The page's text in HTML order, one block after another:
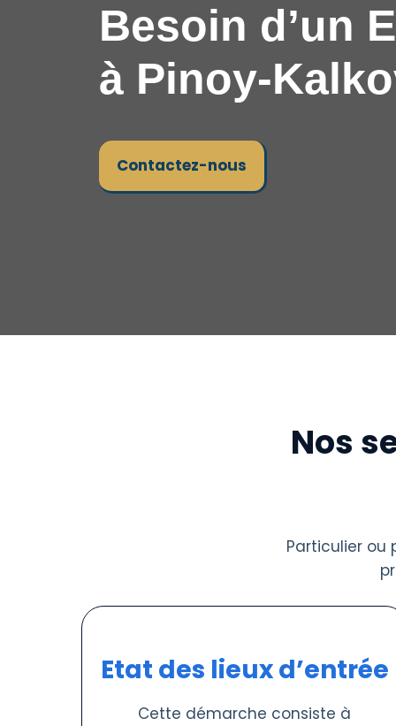
Besoin d’un
à Pinoy-
Contactez-nous
Nos
Particulier ou
Etat des lieux d’entrée
Cette démarche consiste à